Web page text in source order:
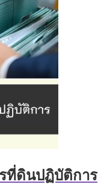
ที่ดินปฏิบัติการ